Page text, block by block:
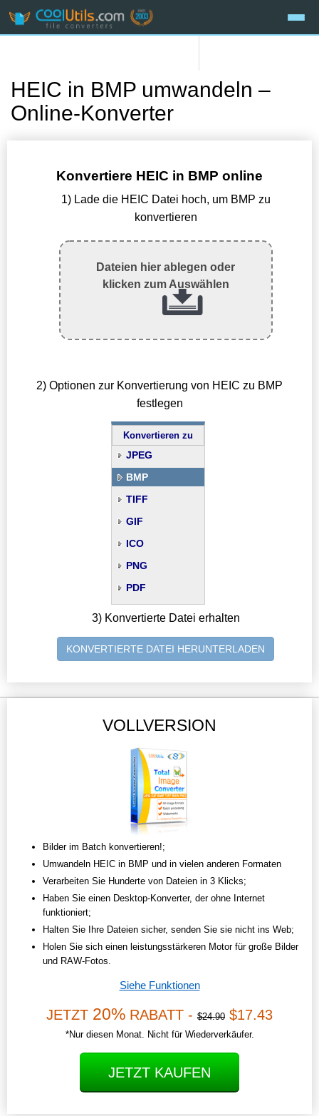
HEIC in BMP umwandeln –
Online-Konverter
Konvertiere HEIC in BMP online
1) Lade die HEIC Datei hoch, um BMP zu
konvertieren
Dateien hier ablegen oder
klicken zum Auswählen
2) Optionen zur Konvertierung von HEIC zu BMP
festlegen
Konvertieren zu
JPEG
BMP
TIFF
GIF
ICO
PNG
PDF
3) Konvertierte Datei erhalten
KONVERTIERTE DATEI HERUNTERLADEN
VOLLVERSION
Bilder im Batch konvertieren!;
Umwandeln HEIC in BMP und in vielen anderen Formaten
Verarbeiten Sie Hunderte von Dateien in 3 Klicks;
Haben Sie einen Desktop-Konverter, der ohne Internet
funktioniert;
Halten Sie Ihre Dateien sicher, senden Sie sie nicht ins Web;
Holen Sie sich einen leistungsstärkeren Motor für große Bilder
und RAW-Fotos.
Siehe Funktionen
JETZT 20% RABATT - $24.90 $17.43
*Nur diesen Monat. Nicht für Wiederverkäufer.
JETZT KAUFEN